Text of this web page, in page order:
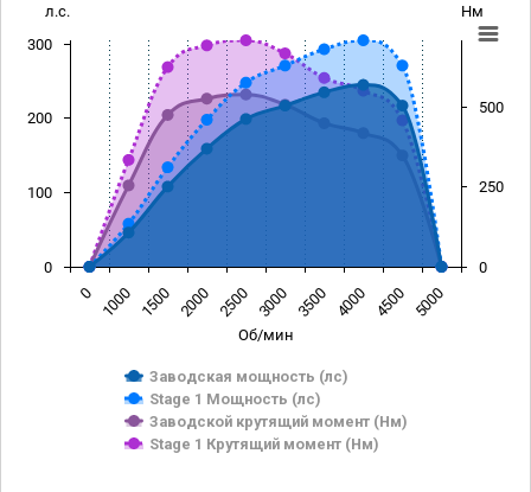
Об/мин
л.с. Нм
Заводская мощность (лс)
Stage 1 Мощность (лс)
Заводской крутящий момент (Нм)
Stage 1 Крутящий момент (Нм)
0 1000 1500 2000 2500 3000 3500 4000 4500 5000
0
100
200
300
0
250
500